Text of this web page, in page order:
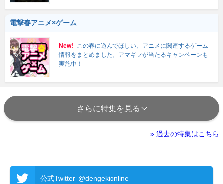
電撃春アニメ×ゲーム
New!
この春に遊んでほしい、アニメに関連するゲーム
情報をまとめました。アマギフが当たるキャンペーンも
実施中！
さらに特集を見る
» 過去の特集はこちら
公式Twitter @dengekionline